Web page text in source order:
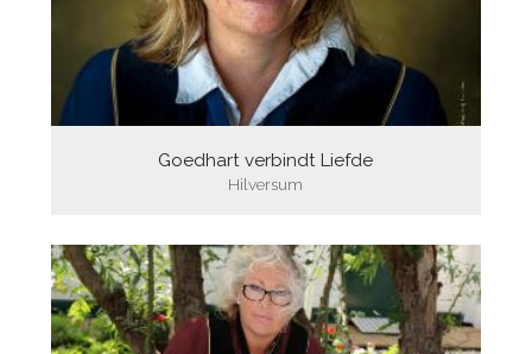
Goedhart verbindt Liefde
Hilversum